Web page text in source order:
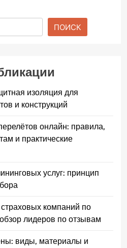
ПОИСК
изоляция для
и конструкций
онлайн: правила,
и практические
услуг: принцип
компаний по
лидеров по отзывам
виды, материалы и